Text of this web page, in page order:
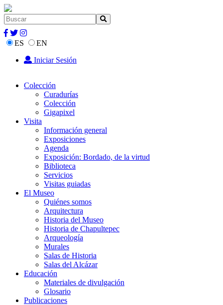
ES
EN
Iniciar Sesión
Colección
Curadurías
Colección
Gigapixel
Visita
Información general
Exposiciones
Agenda
Exposición: Bordado, de la virtud
Biblioteca
Servicios
Visitas guiadas
El Museo
Quiénes somos
Arquitectura
Historia del Museo
Historia de Chapultepec
Arqueología
Murales
Salas de Historia
Salas del Alcázar
Educación
Materiales de divulgación
Glosario
Publicaciones